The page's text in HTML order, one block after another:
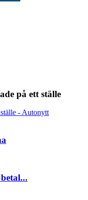
på ett ställe